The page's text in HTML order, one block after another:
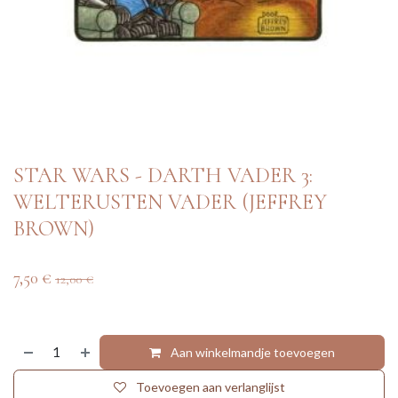
STAR WARS - DARTH VADER 3:
WELTERUSTEN VADER (JEFFREY
BROWN)
7,50 € 12,00€
Aan winkelmandje toevoegen
Toevoegen aan verlanglijst